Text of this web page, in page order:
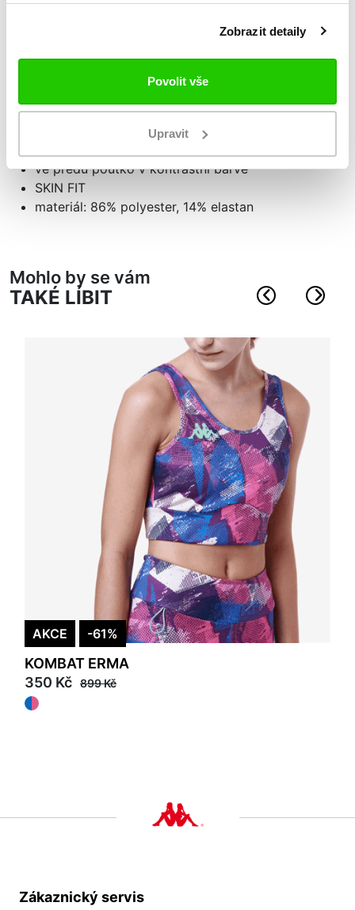
Zobrazit detaily
Povolit vše
Upravit
o produktu
Dámské sportovní legíny Kombat Elme
dlouhé nohavice
ve předu poutko v kontrastní barvě
SKIN FIT
materiál: 86% polyester, 14% elastan
Mohlo by se vám
TAKÉ LÍBIT
AKCE -61%
KOMBAT ERMA
350 Kč 899 Kč
Zákaznický servis